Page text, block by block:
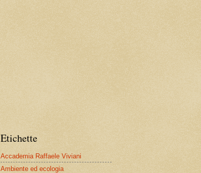
Etichette
Accademia Raffaele Viviani
Ambiente ed ecologia